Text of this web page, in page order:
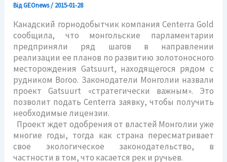
ВідGEOnews/ 2015-01-28
Канадский горнодобытчик компания Centerra Gold
сообщила, что монгольские парламентарии
предприняли ряд шагов в направлении
реализации ее планов по развитию золотоносного
месторождения Gatsuurt, находящегося рядом с
рудником Boroo. Законодатели Монголии назвали
проект Gatsuurt «стратегически важным». Это
позволит подать Centerra заявку, чтобы получить
необходимые лицензии.
Проект ждет одобрения от властей Монголии уже
многие годы, тогда как страна пересматривает
свое экологическое законодательство, в
частности в том, что касается рек и ручьев.